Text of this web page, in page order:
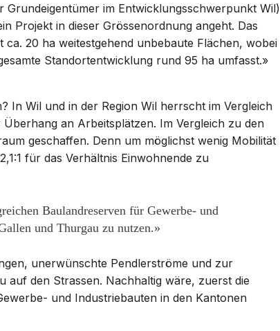
Grundeigentümer im Entwicklungsschwerpunkt Wil)
Projekt in dieser Grössenordnung angeht. Das
ca. 20 ha weitestgehend unbebaute Flächen, wobei
Standortentwicklung rund 95 ha umfasst.»
In Wil und in der Region Wil herrscht im Vergleich
an Arbeitsplätzen. Im Vergleich zu den
geschaffen. Denn um möglichst wenig Mobilität
für das Verhältnis Einwohnende zu
Baulandreserven für Gewerbe- und
und Thurgau zu nutzen.»
unerwünschte Pendlerströme und zur
auf den Strassen. Nachhaltig wäre, zuerst die
und Industriebauten in den Kantonen